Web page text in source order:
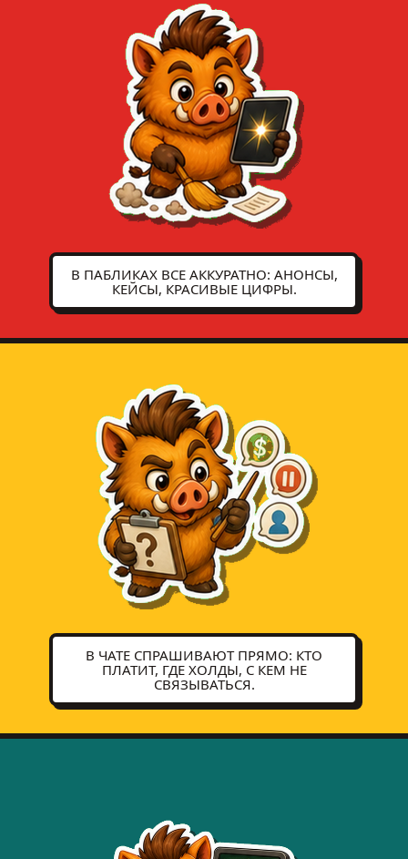
В ПАБЛИКАХ ВСЕ АККУРАТНО: АНОНСЫ,
КЕЙСЫ, КРАСИВЫЕ ЦИФРЫ.
В ЧАТЕ СПРАШИВАЮТ ПРЯМО: КТО
ПЛАТИТ, ГДЕ ХОЛДЫ, С КЕМ НЕ
СВЯЗЫВАТЬСЯ.